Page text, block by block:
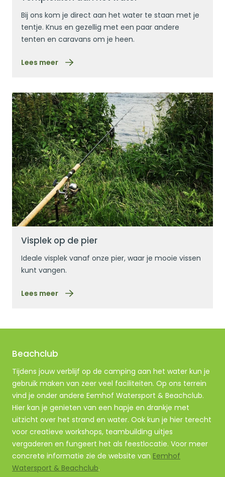
Bij ons kom je direct aan het water te staan met je
tentje. Knus en gezellig met een paar andere
tenten en caravans om je heen.
Lees meer
Lees meer
Visplek op de pier
Ideale visplek vanaf onze pier, waar je mooie vissen
kunt vangen.
Lees meer
Beachclub
Tijdens jouw verblijf op de camping aan het water kun je
gebruik maken van zeer veel faciliteiten. Op ons terrein
vind je onder andere Eemhof Watersport & Beachclub.
Hier kan je genieten van een hapje en drankje met
uitzicht over het strand en water. Ook kun je hier terecht
voor creatieve workshops, teambuilding uitjes
vergaderen en fungeert het als feestlocatie. Voor meer
concrete informatie zie de website van Eemhof
Watersport & Beachclub.